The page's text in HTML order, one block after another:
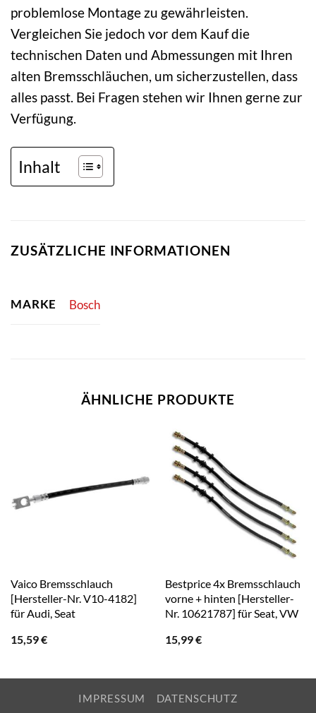
problemlose Montage zu gewährleisten.
Vergleichen Sie jedoch vor dem Kauf die
technischen Daten und Abmessungen mit Ihren
alten Bremsschläuchen, um sicherzustellen, dass
alles passt. Bei Fragen stehen wir Ihnen gerne zur
Verfügung.
Inhalt
ZUSÄTZLICHE INFORMATIONEN
MARKE Bosch
ÄHNLICHE PRODUKTE
Vaico Bremsschlauch
[Hersteller-Nr. V10-4182]
für Audi, Seat
15,59€
Bestprice 4x Bremsschlauch
vorne + hinten [Hersteller-
Nr. 10621787] für Seat, VW
15,99€
IMPRESSUM DATENSCHUTZ